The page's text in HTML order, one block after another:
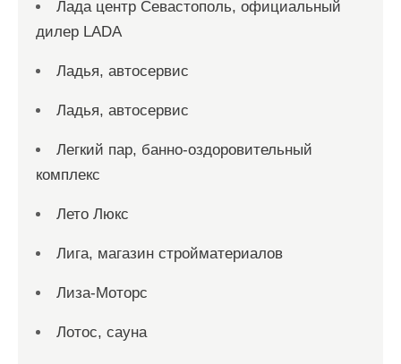
Лада центр Севастополь, официальный
дилер LADA
Ладья, автосервис
Ладья, автосервис
Легкий пар, банно-оздоровительный
комплекс
Лето Люкс
Лига, магазин стройматериалов
Лиза-Моторс
Лотос, сауна